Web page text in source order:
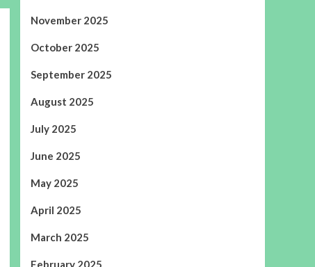
November 2025
October 2025
September 2025
August 2025
July 2025
June 2025
May 2025
April 2025
March 2025
February 2025